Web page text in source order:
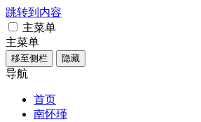
跳转到内容
主菜单
主菜单
移至侧栏 隐藏
导航
首页
南怀瑾